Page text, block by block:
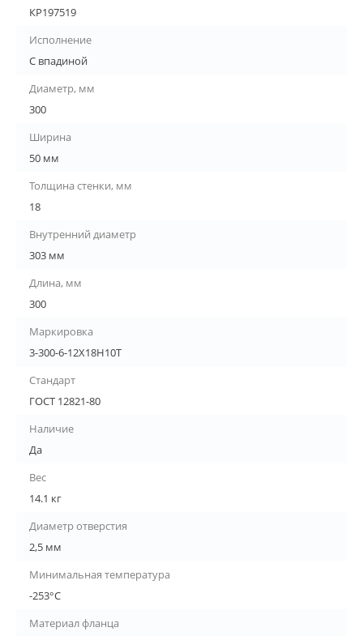
КР197519
Исполнение
С впадиной
Диаметр, мм
300
Ширина
50 мм
Толщина стенки, мм
18
Внутренний диаметр
303 мм
Длина, мм
300
Маркировка
3-300-6-12Х18Н10Т
Стандарт
ГОСТ 12821-80
Наличие
Да
Вес
14.1 кг
Диаметр отверстия
2,5 мм
Минимальная температура
-253°С
Материал фланца